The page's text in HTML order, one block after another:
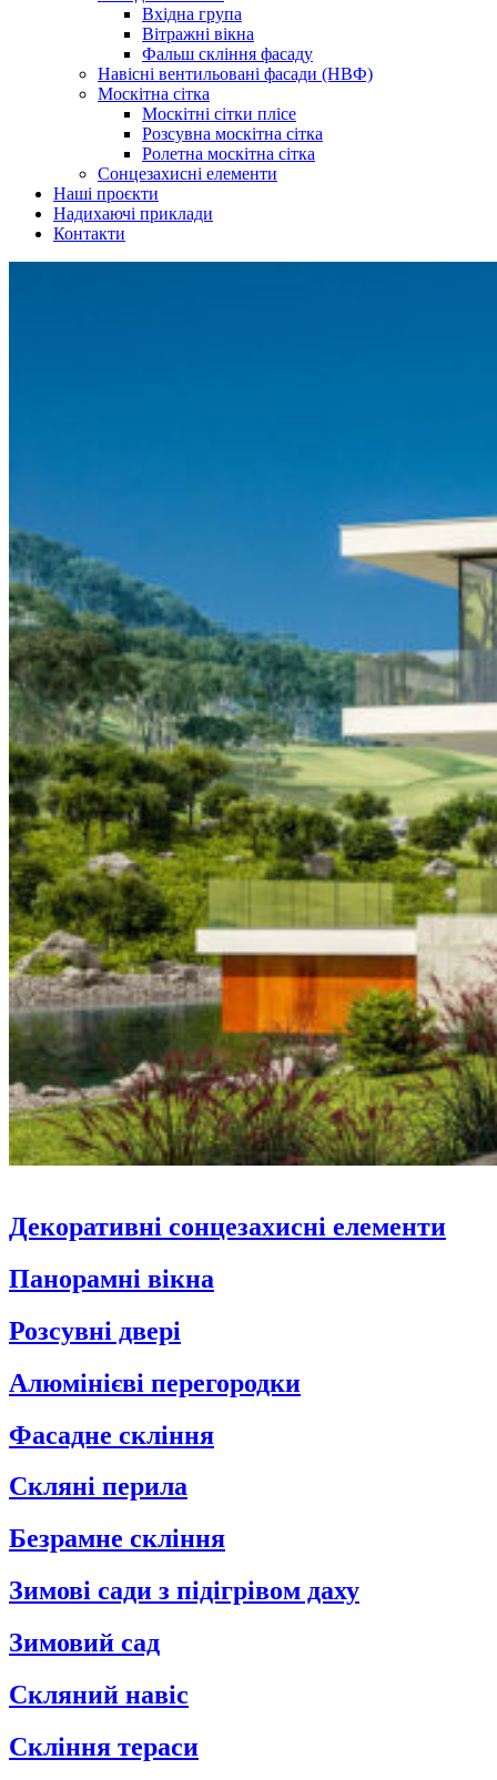
Вхідна група
Вітражні вікна
Фальш скління фасаду
Навісні вентильовані фасади (НВФ)
Москітна сітка
Москітні сітки плісе
Розсувна москітна сітка
Ролетна москітна сітка
Сонцезахисні елементи
Наші проєкти
Надихаючі приклади
Контакти
Декоративні сонцезахисні елементи
Панорамні вікна
Розсувні двері
Алюмінієві перегородки
Фасадне скління
Скляні перила
Безрамне скління
Зимові сади з підігрівом даху
Зимовий сад
Скляний навіс
Скління тераси